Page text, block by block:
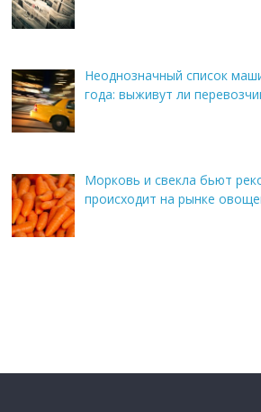
Неоднозначный список
года: выживут ли
Морковь и свекла бьют
происходит на рынке